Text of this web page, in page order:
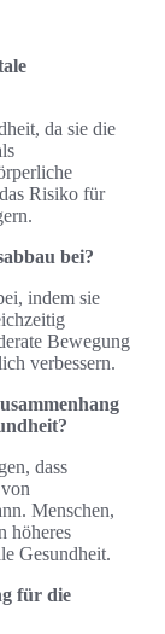
da sie die
Risiko für
bei?
indem sie
Bewegung
verbessern.
dass
Menschen,
höheres
Gesundheit.
für die